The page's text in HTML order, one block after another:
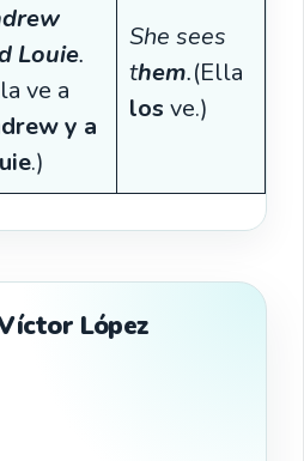
Louie.
ve a
y a
.)
She sees
them.(Ella
los ve.)
López